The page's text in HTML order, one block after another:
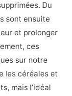
Du
sont ensuite
et prolonger
ces
sur notre
les céréales et
mais l’idéal